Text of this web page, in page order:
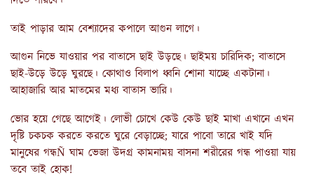
তাই পাড়ার আম বেশ্যাদের কপালে আগুন লাগে।
আগুন নিভে যাওয়ার পর বাতাসে ছাই উড়ছে। ছাইময় চারিদিক; বাতাসে
ছাই-উড়ে উড়ে ঘুরছে। কোথাও বিলাপ ধ্বনি শোনা যাচ্ছে একটানা।
আহাজারি আর মাতমের মধ্য বাতাস ভারি।
ভোর হয়ে গেছে আগেই। লোভী চোখে কেউ কেউ ছাই মাখা এখানে এখন
দৃষ্টি চকচক করতে করতে ঘুরে বেড়াচ্ছে; যারে পাবো তারে খাই যদি
মানুষের গন্ধÑ ঘাম ভেজা উদগ্র কামনাময় বাসনা শরীরের গন্ধ পাওয়া যায়
তবে তাই হোক!